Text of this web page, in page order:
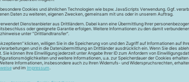
Besonderheiten